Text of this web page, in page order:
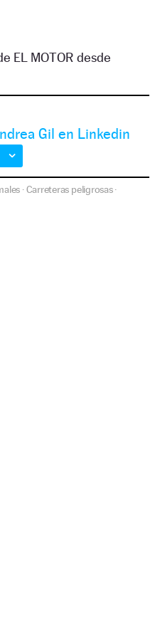
EL MOTOR desde
Gil en Linkedin
·Carreteras peligrosas·